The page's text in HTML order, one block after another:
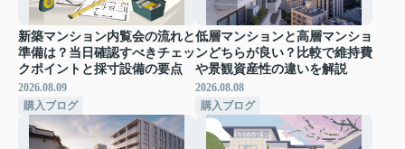
新築マンション内覧会の流れと
準備は？当日確認すべきチェッ
クポイントと採寸設備の要点
2026.08.09
購入ブログ
低層マンションと高層マンショ
ンどちらが良い？比較で維持費
や景観資産性の違いを解説
2026.08.08
購入ブログ